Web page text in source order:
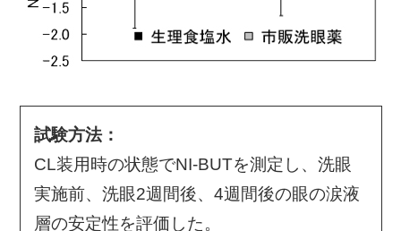
試験方法：
CL装用時の状態でNI-BUTを測定し、洗眼
実施前、洗眼2週間後、4週間後の眼の涙液
層の安定性を評価した。